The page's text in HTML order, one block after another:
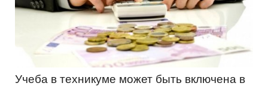
Учеба в техникуме может быть включена в